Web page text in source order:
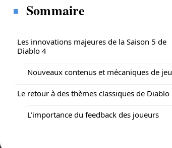
Sommaire
Les innovations majeures de la Saison 5 de
Diablo 4
Nouveaux contenus et mécaniques de jeu
Le retour à des thèmes classiques de Diablo
L’importance du feedback des joueurs